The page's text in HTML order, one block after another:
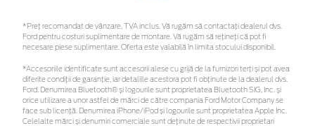
*Preţ recomandat de vânzare, TVA inclus. Vă rugăm să contactaţi dealerul dvs.
Ford pentru costuri suplimentare de montare. Vă rugăm să rețineți că pot fi
necesare piese suplimentare. Oferta este valabilă în limita stocului disponibil.
*Accesoriile identificate sunt accesorii alese cu grijă de la furnizori terți și pot avea
diferite condiții de garanție, iar detaliile acestora pot fi obținute de la dealerul dvs.
Ford. Denumirea Bluetooth® și logourile sunt proprietatea Bluetooth SIG, Inc. și
orice utilizare a unor astfel de mărci de către compania Ford Motor Company se
face sub licență. Denumirea iPhone/iPod și logourile sunt proprietatea Apple Inc.
Celelalte mărci și denumiri comerciale sunt deținute de respectivii proprietari